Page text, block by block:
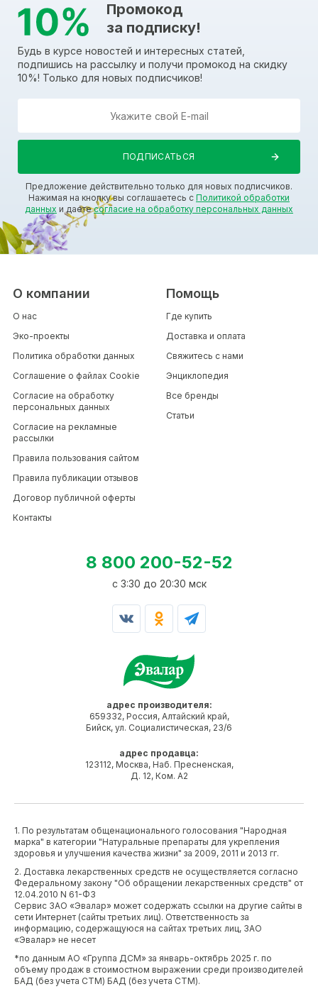
Промокод
за подписку!
Будь в курсе новостей и интересных статей,
подпишись на рассылку и получи промокод на скидку
10%! Только для новых подписчиков!
Предложение действительно только для новых подписчиков.
Нажимая на кнопку вы соглашаетесь с Политикой обработки
данных и даетесогласие на обработку персональных данных
адрес производителя:
659332, Россия, Алтайский край,
Бийск, ул. Социалистическая, 23/6
адрес продавца:
123112, Москва, Наб. Пресненская,
Д. 12, Ком. А2
О компании
О нас
Эко-проекты
Политика обработки данных
Соглашение о файлах Cookie
Согласие на обработку
персональных данных
Согласие на рекламные
рассылки
Правила пользования сайтом
Правила публикации отзывов
Договор публичной оферты
Контакты
Помощь
Где купить
Доставка и оплата
Свяжитесь с нами
Энциклопедия
Все бренды
Статьи
8 800 200-52-52
c 3:30 до 20:30 мск
1. По результатам общенационального голосования "Народная
марка" в категории "Натуральные препараты для укрепления
здоровья и улучшения качества жизни" за 2009, 2011 и 2013 гг.
2. Доставка лекарственных средств не осуществляется согласно
Федеральному закону "Об обращении лекарственных средств" от
12.04.2010 N 61-ФЗ
Сервис ЗАО «Эвалар» может содержать ссылки на другие сайты в
сети Интернет (сайты третьих лиц). Ответственность за
информацию, содержащуюся на сайтах третьих лиц, ЗАО
«Эвалар» не несет
*по данным АО «Группа ДСМ» за январь-октябрь 2025 г. по
объему продаж в стоимостном выражении среди производителей
БАД (без учета СТМ) БАД (без учета СТМ).